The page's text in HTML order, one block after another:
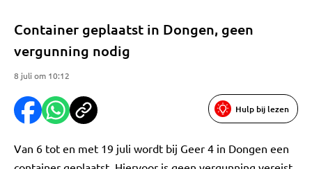
Container geplaatst in Dongen, geen
vergunning nodig
8 juli om 10:12
Hulp bij lezen
Van 6 tot en met 19 juli wordt bij Geer 4 in Dongen een